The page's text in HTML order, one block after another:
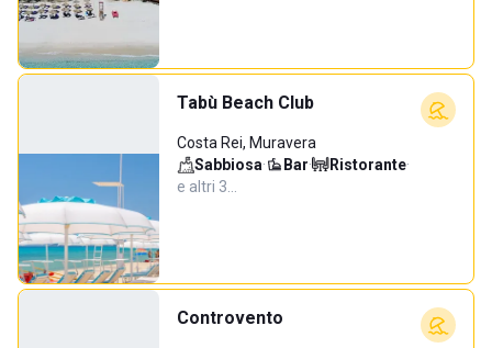
Tabù Beach Club
Costa Rei, Muravera
Sabbiosa· Bar· Ristorante·
e altri 3…
Controvento